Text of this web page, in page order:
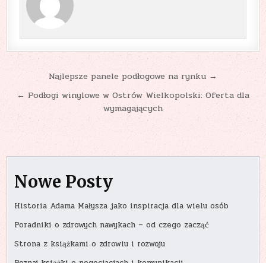
Nawigacja
wpisu
Najlepsze panele podłogowe na rynku →
← Podłogi winylowe w Ostrów Wielkopolski: Oferta dla
wymagających
Nowe Posty
Historia Adama Małysza jako inspiracja dla wielu osób
Poradniki o zdrowych nawykach – od czego zacząć
Strona z książkami o zdrowiu i rozwoju